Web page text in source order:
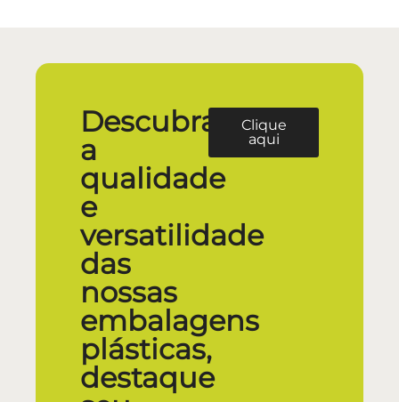
Descubra
a
qualidade
e
versatilidade
das
nossas
embalagens
plásticas,
destaque
Clique
aqui